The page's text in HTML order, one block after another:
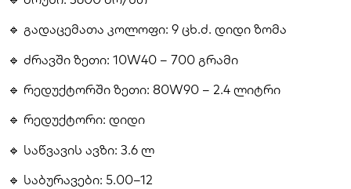
🔹 გადაცემათა კოლოფი: 9 ცხ.ძ. დიდი ზომა
🔹 ძრავში ზეთი: 10W40 – 700 გრამი
🔹 რედუქტორში ზეთი: 80W90 – 2.4 ლიტრი
🔹 რედუქტორი: დიდი
🔹 საწვავის ავზი: 3.6 ლ
🔹 საბურავები: 5.00–12